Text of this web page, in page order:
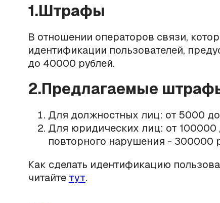
1.Штрафы
В отношении операторов связи,
идентификации пользователей,
до 40000 рублей.
2.Предлагаемые
Для должностных лиц: от 5000
Для юридических лиц: от 100000
повторного нарушения - 300000
Как сделать идентификацию
читайте тут.